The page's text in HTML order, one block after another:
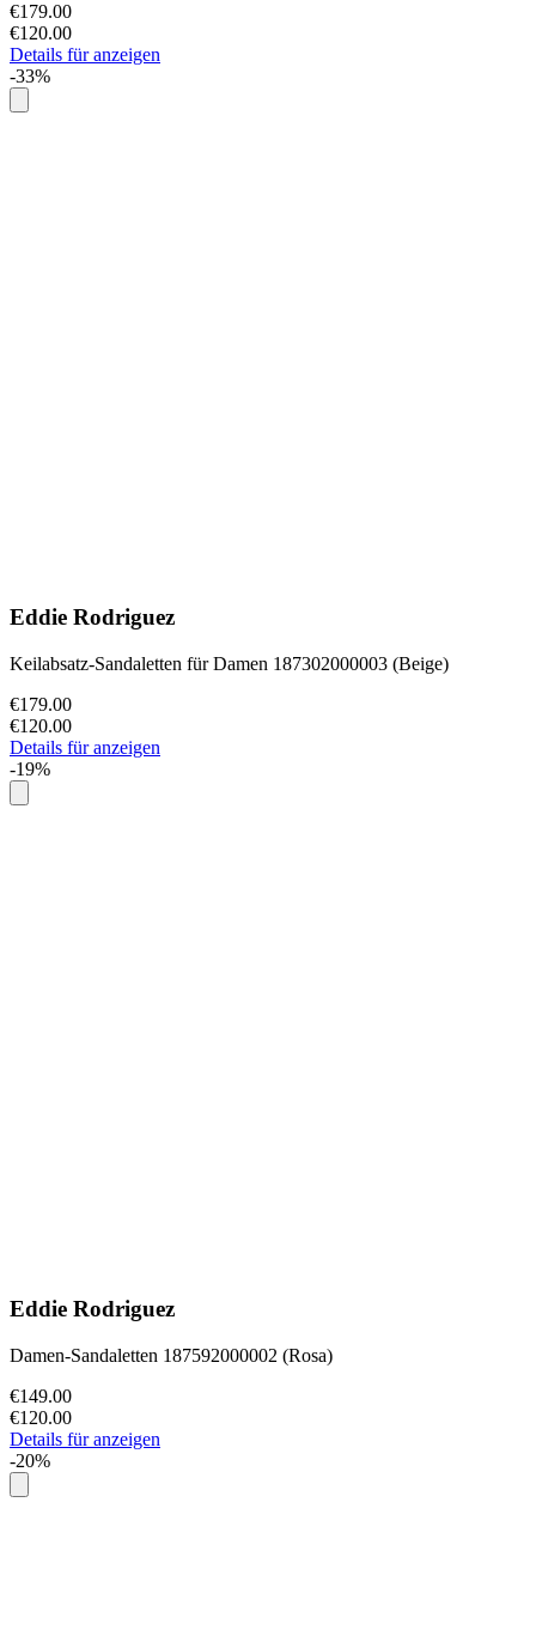
€179.00
€120.00
Details für anzeigen
-33%
Eddie Rodriguez
Keilabsatz-Sandaletten für Damen 187302000003 (Beige)
€179.00
€120.00
Details für anzeigen
-19%
Eddie Rodriguez
Damen-Sandaletten 187592000002 (Rosa)
€149.00
€120.00
Details für anzeigen
-20%